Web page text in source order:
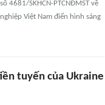
4681/SKHCN-PTCNĐMST về
Việt Nam điển hình sáng
tuyến của Ukraine